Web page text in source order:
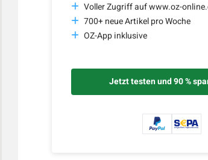
Voller Zugriff auf www.oz-
700+ neue Artikel pro Woche
OZ-App inklusive
Jetzt testen und 90 %